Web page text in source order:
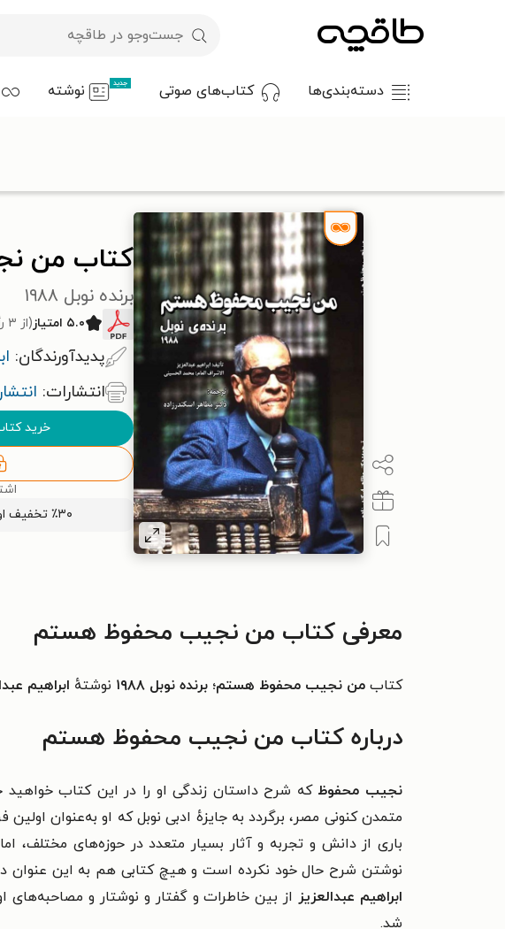
دسته‌بندی‌ها کتاب‌های صوتی جدید نوشته
کتاب من
برنده نوبل ۱۹۸۸
۵.۰ امتیاز (از ۳ رأی)
پدیدآورندگان:
انتشارات:
خرید
٪۳۰ تخفیف اولین خرید کتاب با کد
معرفی کتاب من نجیب محفوظ هستم
کتاب من نجیب محفوظ هستم؛ برنده نوبل ۱۹۸۸ نوشتهٔ ابراهیم
درباره کتاب من نجیب محفوظ هستم
نجیب محفوظ که شرح داستان زندگی او را در این کتاب خواهید
متمدن کنونی مصر، برگردد به جایزهٔ ادبی نوبل که او به‌عنوان اولین
باری از دانش و تجربه و آثار بسیار متعدد در حوزه‌های مختلف،
نوشتن شرح حال خود نکرده است و هیچ کتابی هم به این عنوان
ابراهیم عبدالعزیز از بین خاطرات و گفتار و نوشتار و
شد.